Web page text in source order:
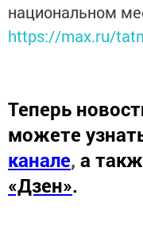
национальном
https://max.ru/
Теперь
можете
канале, а
«Дзен».